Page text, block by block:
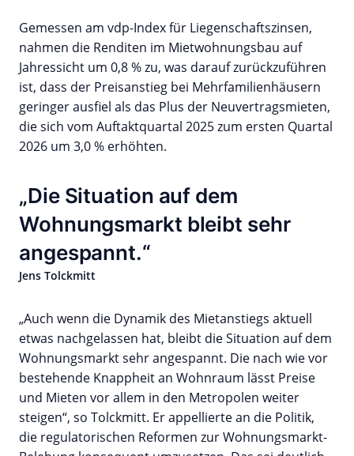
Gemessen am vdp-Index für Liegenschaftszinsen,
nahmen die Renditen im Mietwohnungsbau auf
Jahressicht um 0,8 % zu, was darauf zurückzuführen
ist, dass der Preisanstieg bei Mehrfamilienhäusern
geringer ausfiel als das Plus der Neuvertragsmieten,
die sich vom Auftaktquartal 2025 zum ersten Quartal
2026 um 3,0 % erhöhten.
Die Situation auf dem
Wohnungsmarkt bleibt sehr
angespannt.
Jens Tolckmitt
„Auch wenn die Dynamik des Mietanstiegs aktuell
etwas nachgelassen hat, bleibt die Situation auf dem
Wohnungsmarkt sehr angespannt. Die nach wie vor
bestehende Knappheit an Wohnraum lässt Preise
und Mieten vor allem in den Metropolen weiter
steigen“, so Tolckmitt. Er appellierte an die Politik,
die regulatorischen Reformen zur Wohnungsmarkt-